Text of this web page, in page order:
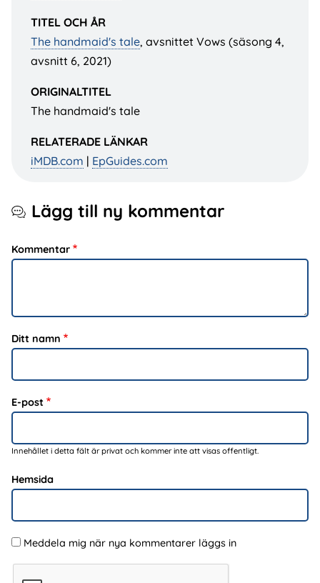
TITEL OCH ÅR
The handmaid's tale, avsnittet Vows (säsong 4,
avsnitt 6, 2021)
ORIGINALTITEL
The handmaid's tale
RELATERADE LÄNKAR
iMDB.com | EpGuides.com
Lägg till ny kommentar
Kommentar
Ditt namn
E-post
Innehållet i detta fält är privat och kommer inte att visas offentligt.
Hemsida
Meddela mig när nya kommentarer läggs in